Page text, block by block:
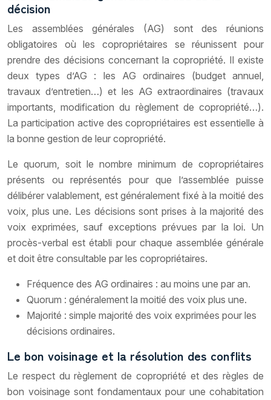
décision
Les assemblées générales (AG) sont des réunions
obligatoires où les copropriétaires se réunissent pour
prendre des décisions concernant la copropriété. Il existe
deux types d’AG : les AG ordinaires (budget annuel,
travaux d’entretien…) et les AG extraordinaires (travaux
importants, modification du règlement de copropriété…).
La participation active des copropriétaires est essentielle à
la bonne gestion de leur copropriété.
Le quorum, soit le nombre minimum de copropriétaires
présents ou représentés pour que l’assemblée puisse
délibérer valablement, est généralement fixé à la moitié des
voix, plus une. Les décisions sont prises à la majorité des
voix exprimées, sauf exceptions prévues par la loi. Un
procès-verbal est établi pour chaque assemblée générale
et doit être consultable par les copropriétaires.
Fréquence des AG ordinaires : au moins une par an.
Quorum : généralement la moitié des voix plus une.
Majorité : simple majorité des voix exprimées pour les
décisions ordinaires.
Le bon voisinage et la résolution des conflits
Le respect du règlement de copropriété et des règles de
bon voisinage sont fondamentaux pour une cohabitation